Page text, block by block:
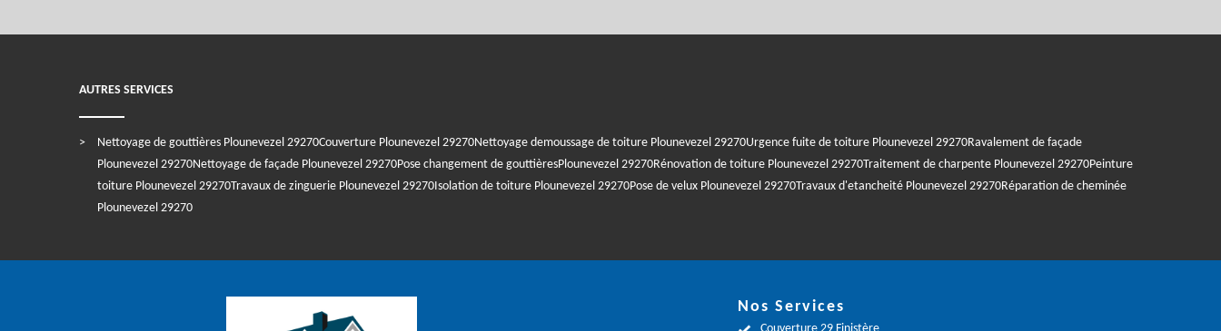
AUTRES SERVICES
Nettoyage de gouttières Plounevezel 29270Couverture Plounevezel 29270Nettoyage demoussage de toiture Plounevezel 29270Urgence fuite de toiture Plounevezel 29270Ravalement de façade
Plounevezel 29270Nettoyage de façade Plounevezel 29270Pose changement de gouttièresPlounevezel 29270Rénovation de toiture Plounevezel 29270Traitement de charpente Plounevezel 29270Peinture
toiture Plounevezel 29270Travaux de zinguerie Plounevezel 29270Isolation de toiture Plounevezel 29270Pose de velux Plounevezel 29270Travaux d'etancheité Plounevezel 29270Réparation de cheminée
Plounevezel 29270
Nos Services